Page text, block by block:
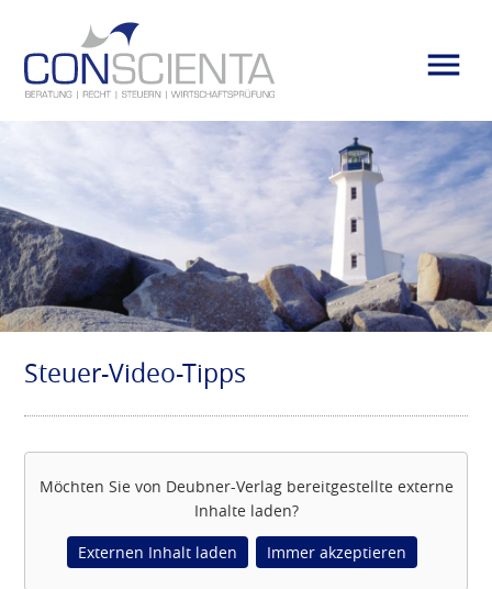
Steuer-Video-Tipps
Möchten Sie von Deubner-Verlagbereitgestellte externe
Inhalte laden?
Externen Inhalt laden
Immer akzeptieren